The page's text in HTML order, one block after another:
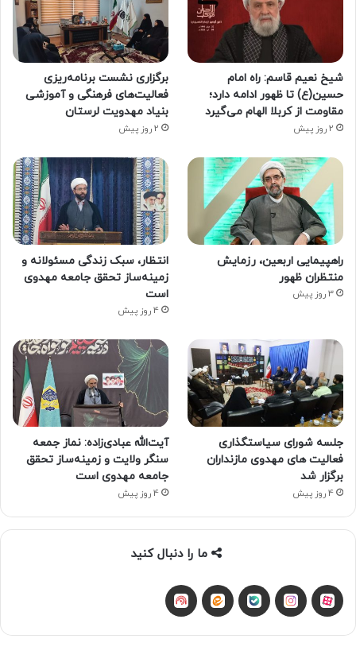
شیخ نعیم قاسم: راه امام
حسین(ع) تا ظهور ادامه دارد؛
مقاومت از کربلا الهام می‌گیرد
2 روز پیش
برگزاری نشست برنامه‌ریزی
فعالیت‌های فرهنگی و آموزشی
بنیاد مهدویت لرستان
2 روز پیش
راهپیمایی اربعین، رزمایش
منتظران ظهور
3 روز پیش
انتظار، سبک زندگی مسئولانه و
زمینه‌ساز تحقق جامعه مهدوی
است
4 روز پیش
جلسه شورای سیاستگذاری
فعالیت های مهدوی مازنداران
برگزار شد
4 روز پیش
آیت‌الله عبادی‌زاده: نماز جمعه
سنگر ولایت و زمینه‌ساز تحقق
جامعه مهدوی است
4 روز پیش
ما را دنبال کنید
آپاراتاینستاگرام
بله ایتا شنوتو